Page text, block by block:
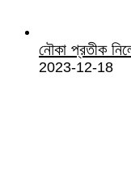
নৌকা প্রতীক
2023-12-18